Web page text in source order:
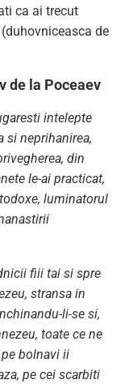
ca ai trecut
de
de la Poceaev
intelepte
si neprihanirea,
din
le-ai practicat,
luminatorul
fiii tai si spre
stransa in
li-se si,
toate ce ne
bolnavi ii
pe cei scarbiti